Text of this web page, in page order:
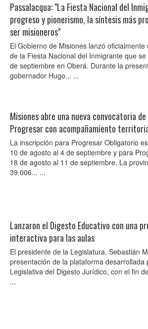
Passalacqua: "La Fiesta Nacional del
progreso y pionerismo, la síntesis más
ser misioneros"
El Gobierno de Misiones lanzó oficialmente
de la Fiesta Nacional del Inmigrante que
de septiembre en Oberá. Durante la
gobernador Hugo... ...
Misiones abre una nueva convocatoria
Progresar con acompañamiento
La inscripción para Progresar Obligatorio
10 de agosto al 4 de septiembre y para
18 de agosto al 11 de septiembre. La
39.006... ...
Lanzaron el Digesto Educativo con una
interactiva para las aulas
El presidente de la Legislatura, Sebastián
presentación de la plataforma desarrollada
Legislativa del Digesto Jurídico, con el fin
...